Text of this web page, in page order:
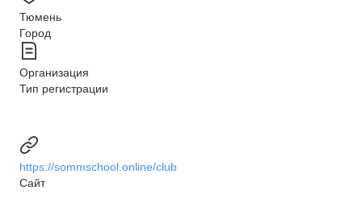
Тюмень
Город
Организация
Тип регистрации
https://sommschool.online/club
Сайт